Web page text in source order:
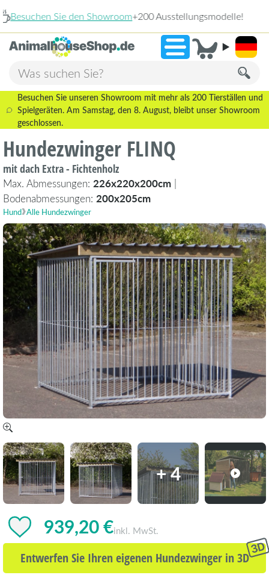
»2.238
Besuchen Sie unseren Showroom mit mehr als 200 Tierställen und
Spielgeräten. Am Samstag, den 8. August, bleibt unser Showroom
geschlossen.
Hundezwinger FLINQ
mit dach Extra - Fichtenholz
Max. Abmessungen: 226x220x200cm |
Bodenabmessungen: 200x205cm
Hund Alle Hundezwinger
+ 4
939,20 €inkl. MwSt.
Entwerfen Sie Ihren eigenen Hundezwinger in 3D